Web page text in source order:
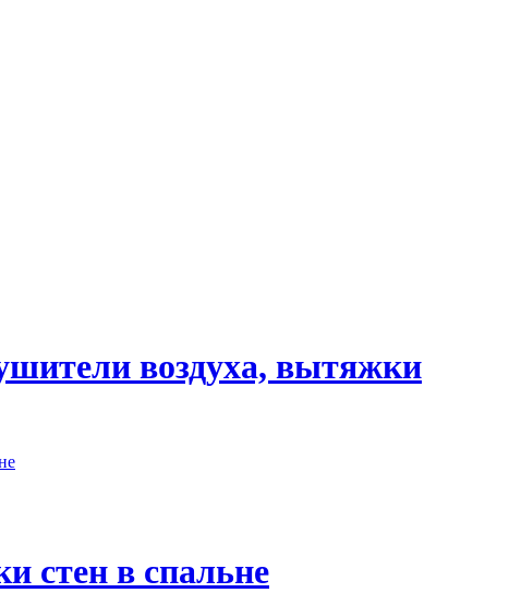
воздуха, вытяжки
стен в спальне